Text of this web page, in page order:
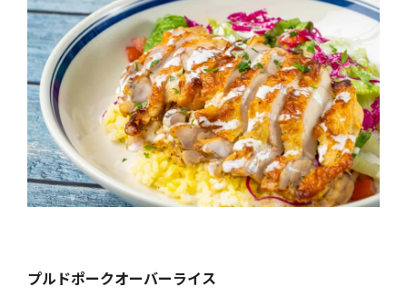
プルドポークオーバーライス